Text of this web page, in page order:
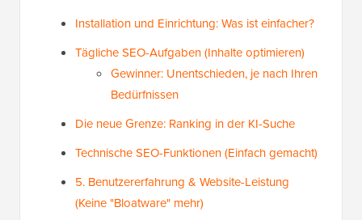
Installation und Einrichtung: Was ist einfacher?
Tägliche SEO-Aufgaben (Inhalte optimieren)
Gewinner: Unentschieden, je nach Ihren
Bedürfnissen
Die neue Grenze: Ranking in der KI-Suche
Technische SEO-Funktionen (Einfach gemacht)
5. Benutzererfahrung & Website-Leistung
(Keine "Bloatware" mehr)